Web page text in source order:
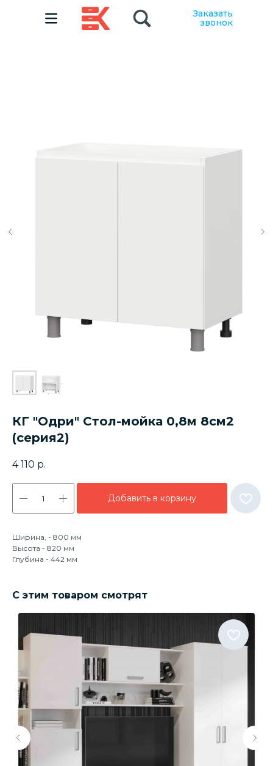
Заказать
звонок
КГ "Одри" Стол-мойка 0,8м 8см2
(серия2)
4 110 р.
Добавить в корзину
Ширина, - 800 мм
Высота - 820 мм
Глубина - 442 мм
С этим товаром смотрят